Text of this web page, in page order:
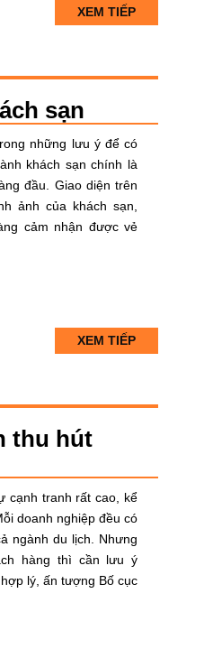
XEM TIẾP
sạn
những lưu ý để có
khách sạn chính là
đầu. Giao diện trên
ảnh của khách sạn,
cảm nhận được vẻ
XEM TIẾP
thu hút
cạnh tranh rất cao, kể
doanh nghiệp đều có
ngành du lịch. Nhưng
hàng thì cần lưu ý
lý, ấn tượng Bố cục